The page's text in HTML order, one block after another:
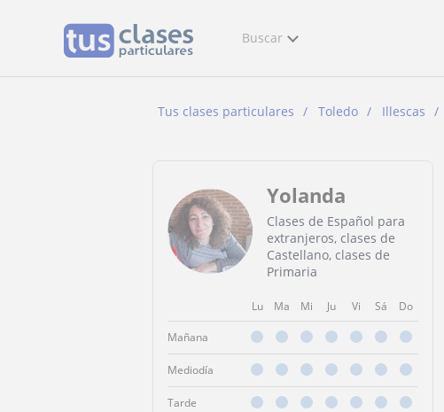
Buscar
Tus clases particulares Toledo Illescas
Yolanda
Clases de Español para
extranjeros, clases de
Castellano, clases de
Primaria
Lu Ma Mi Ju Vi Sá Do
Mañana
Mediodía
Tarde